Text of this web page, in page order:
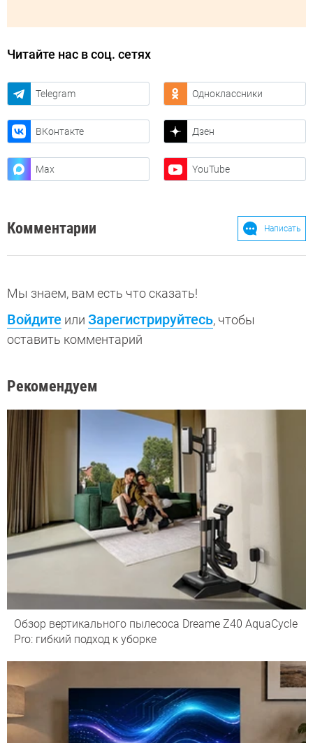
Читайте нас в соц. сетях
Telegram Одноклассники
ВКонтакте Дзен
Max YouTube
Комментарии Написать
Мы знаем, вам есть что сказать!
Войдите или Зарегистрируйтесь, чтобы
оставить комментарий
Рекомендуем
Обзор вертикального пылесоса Dreame Z40 AquaCycle
Pro: гибкий подход к уборке